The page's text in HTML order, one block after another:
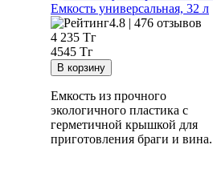
Емкость универсальная, 32 л
4.8 | 476 отзывов
4 235 Тг
4545 Тг
Емкость из прочного
экологичного пластика с
герметичной крышкой для
приготовления браги и вина.